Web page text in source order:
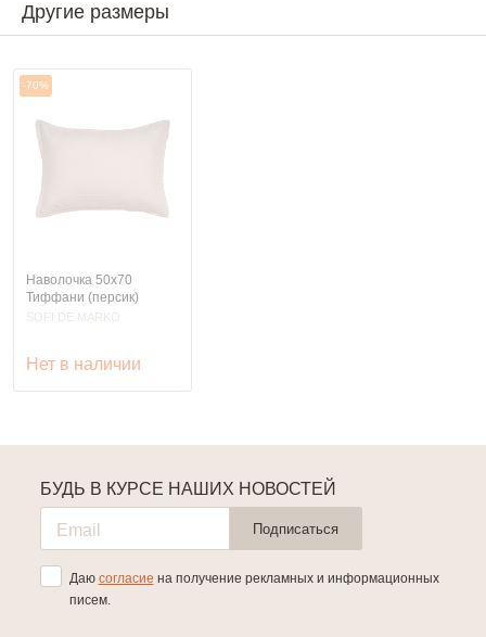
Другие размеры
-70%
Наволочка 50х70
Тиффани (персик)
SOFI DE MARKO
Нет в наличии
БУДЬ В КУРСЕ НАШИХ НОВОСТЕЙ
Подписаться
Даю согласие на получение рекламных и информационных
писем.